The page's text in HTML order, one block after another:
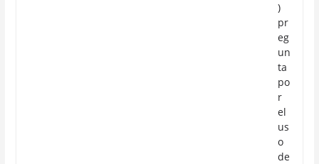
)
pr
eg
un
ta
po
r
el
us
o
de